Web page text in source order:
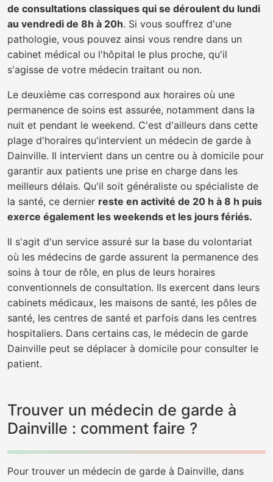
de consultations classiques qui se déroulent du lundi
au vendredi de 8h à 20h. Si vous souffrez d'une
pathologie, vous pouvez ainsi vous rendre dans un
cabinet médical ou l'hôpital le plus proche, qu'il
s'agisse de votre médecin traitant ou non.
Le deuxième cas correspond aux horaires où une
permanence de soins est assurée, notamment dans la
nuit et pendant le weekend. C'est d'ailleurs dans cette
plage d'horaires qu'intervient un médecin de garde à
Dainville. Il intervient dans un centre ou à domicile pour
garantir aux patients une prise en charge dans les
meilleurs délais. Qu'il soit généraliste ou spécialiste de
la santé, ce dernier reste en activité de 20 h à 8 h puis
exerce également les weekends et les jours fériés.
Il s'agit d'un service assuré sur la base du volontariat
où les médecins de garde assurent la permanence des
soins à tour de rôle, en plus de leurs horaires
conventionnels de consultation. Ils exercent dans leurs
cabinets médicaux, les maisons de santé, les pôles de
santé, les centres de santé et parfois dans les centres
hospitaliers. Dans certains cas, le médecin de garde
Dainville peut se déplacer à domicile pour consulter le
patient.
Trouver un médecin de garde à
Dainville : comment faire ?
Pour trouver un médecin de garde à Dainville, dans